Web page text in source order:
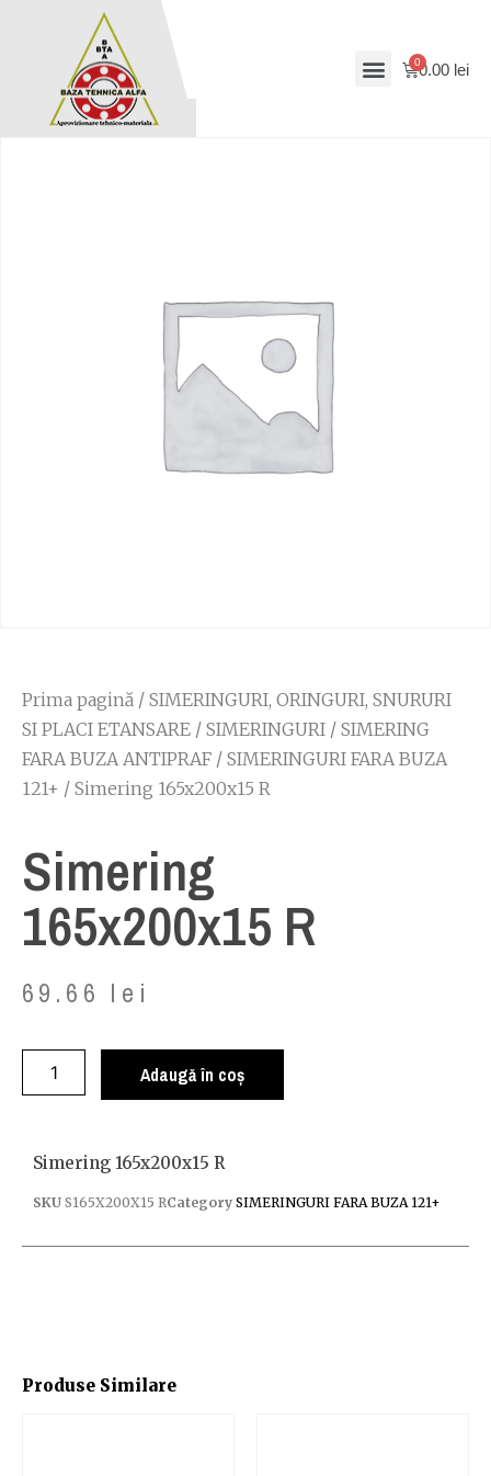
0.00 lei
Prima pagină / SIMERINGURI, ORINGURI, SNURURI
SI PLACI ETANSARE / SIMERINGURI / SIMERING
FARA BUZA ANTIPRAF / SIMERINGURI FARA BUZA
121+ / Simering 165x200x15 R
Simering
165x200x15 R
69.66 lei
Adaugă în coș
Produse Similare
Simering 165x200x15 R
SKU S165X200X15 RCategory SIMERINGURI FARA BUZA 121+